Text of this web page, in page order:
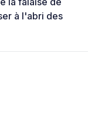
à l'abri des